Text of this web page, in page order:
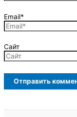
Email*
Сайт